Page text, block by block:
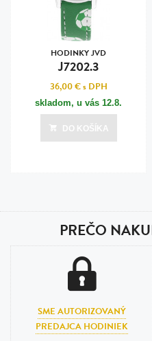
HODINKY JVD
J7202.3
36,00 €s DPH
skladom, u vás 12.8.
DO KOŠÍKA
PREČO
SME AUTORIZOVANÝ
PREDAJCA HODINIEK